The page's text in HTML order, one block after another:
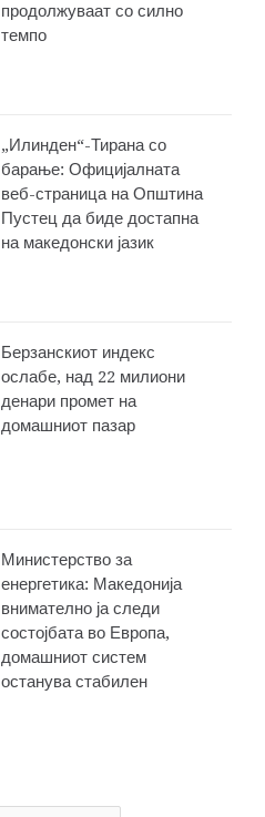
продолжуваат со силно
темпо
„Илинден“-Тирана со
барање: Официјалната
веб-страница на Општина
Пустец да биде достапна
на македонски јазик
Берзанскиот индекс
ослабе, над 22 милиони
денари промет на
домашниот пазар
Министерство за
енергетика: Македонија
внимателно ја следи
состојбата во Европа,
домашниот систем
останува стабилен